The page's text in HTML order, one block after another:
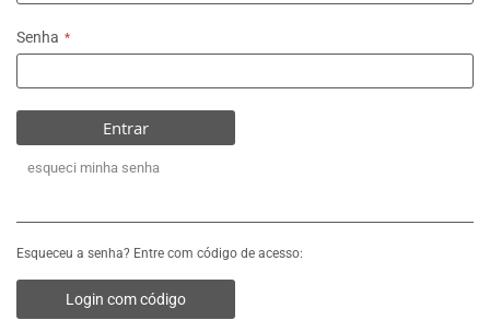
Senha
Entrar
esqueci minha senha
Esqueceu a senha? Entre com código de acesso:
Login com código